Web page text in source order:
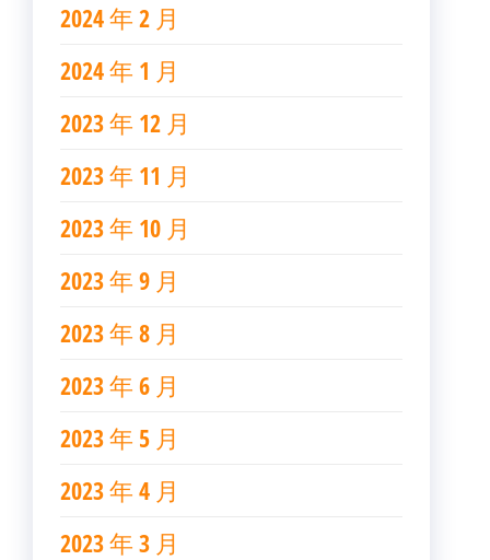
2024 年 2 月
2024 年 1 月
2023 年 12 月
2023 年 11 月
2023 年 10 月
2023 年 9 月
2023 年 8 月
2023 年 6 月
2023 年 5 月
2023 年 4 月
2023 年 3 月